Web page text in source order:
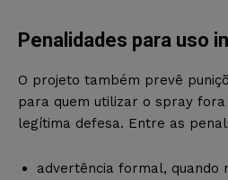
Penalidades para uso
O projeto também prevê
para quem utilizar o spray
legítima defesa. Entre as
advertência formal, quando